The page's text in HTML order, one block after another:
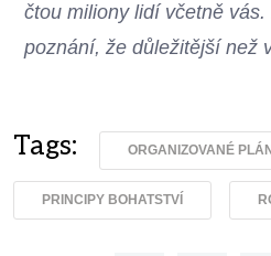
čtou miliony lidí včetně
poznání, že důležitější než
Tags: ORGANIZOVANÉ
PRINCIPY BOHATSTVÍ